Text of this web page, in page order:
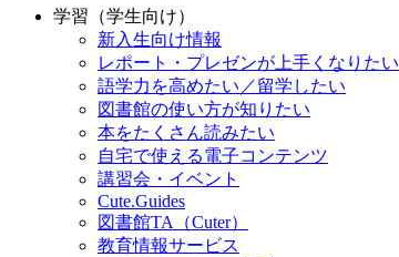
学習（学生向け）
新入生向け情報
レポート・プレゼンが上手くなりたい
語学力を高めたい／留学したい
図書館の使い方が知りたい
本をたくさん読みたい
自宅で使える電子コンテンツ
講習会・イベント
Cute.Guides
図書館TA（Cuter）
教育情報サービス